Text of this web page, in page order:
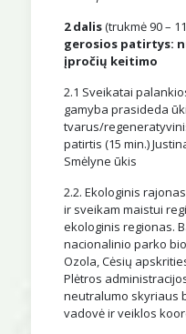
2 dalis(trukmė 90 –
gerosios patirtys:
įpročių keitimo
2.1 Sveikatai
gamyba prasideda
tvarus/
patirtis (15 min.)
Smėlyne ūkis
2.2. Ekologinis
ir sveikam maistui
ekologinis regionas.
nacionalinio parko
Ozola, Cėsių
Plėtros
neutralumo skyriaus
vadovė ir veiklos